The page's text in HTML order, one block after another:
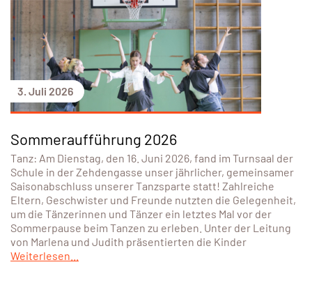
3. Juli 2026
Sommeraufführung 2026
Tanz: Am Dienstag, den 16. Juni 2026, fand im Turnsaal der
Schule in der Zehdengasse unser jährlicher, gemeinsamer
Saisonabschluss unserer Tanzsparte statt! Zahlreiche
Eltern, Geschwister und Freunde nutzten die Gelegenheit,
um die Tänzerinnen und Tänzer ein letztes Mal vor der
Sommerpause beim Tanzen zu erleben. Unter der Leitung
von Marlena und Judith präsentierten die Kinder
Weiterlesen...